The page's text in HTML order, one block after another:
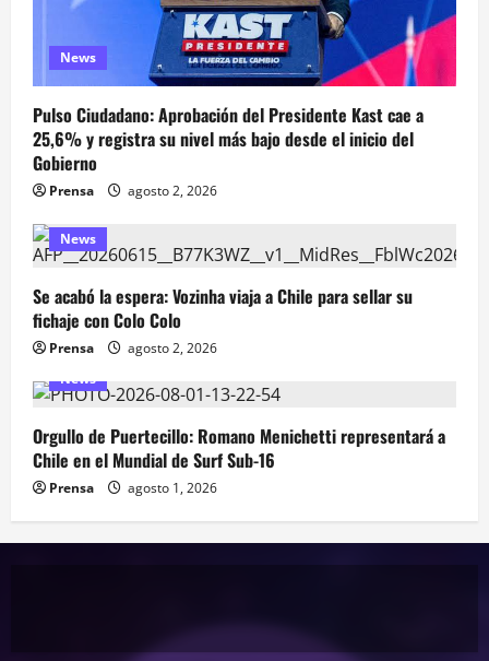
News
Pulso Ciudadano: Aprobación del Presidente Kast cae a
25,6% y registra su nivel más bajo desde el inicio del
Gobierno
Prensa agosto 2, 2026
News
Se acabó la espera: Vozinha viaja a Chile para sellar su
fichaje con Colo Colo
Prensa
agosto 2, 2026
News
Orgullo de Puertecillo: Romano Menichetti representará a
Chile en el Mundial de Surf Sub-16
Prensa agosto 1, 2026